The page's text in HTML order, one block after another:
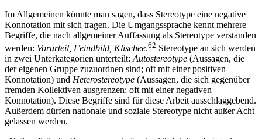
Im Allgemeinen könnte man sagen, dass Stereotype eine negative
Konnotation mit sich tragen. Die Umgangssprache kennt mehrere
Begriffe, die nach allgemeiner Auffassung als Stereotype verstanden
werden: Vorurteil, Feindbild, Klischee.62 Stereotype an sich werden
in zwei Unterkategorien unterteilt: Autostereotype (Aussagen, die
der eigenen Gruppe zuzuordnen sind; oft mit einer positiven
Konnotation) und Heterostereotype (Aussagen, die sich gegenüber
fremden Kollektiven ausgrenzen; oft mit einer negativen
Konnotation). Diese Begriffe sind für diese Arbeit ausschlaggebend.
Außerdem dürfen nationale und soziale Stereotype nicht außer Acht
gelassen werden.